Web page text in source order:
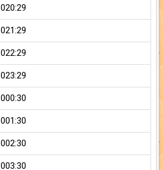
020:29
021:29
022:29
023:29
000:30
001:30
002:30
003:30